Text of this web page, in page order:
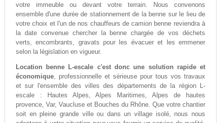
votre immeuble ou devant votre terrain. Nous convenons
ensemble d'une durée de stationnement de la benne sur le lieu de
votre choix et l'un de nos chauffeurs de camion benne reviendra à
la date convenue chercher la benne chargée de vos déchets
verts, encombrants, gravats pour les évacuer et les emmener
selon la législation en vigueur.
Location benne L-escale c'est donc une solution rapide et
économique, professionnelle et sérieuse pour tous vos travaux
et sur l'ensemble des villes des départements de la région L-
escale : Hautes Alpes, Alpes Maritimes, Alpes de hautes
provence, Var, Vaucluse et Bouches du Rhône. Que votre chantier
soit en pleine grande ville ou dans un village isolé, nous nous